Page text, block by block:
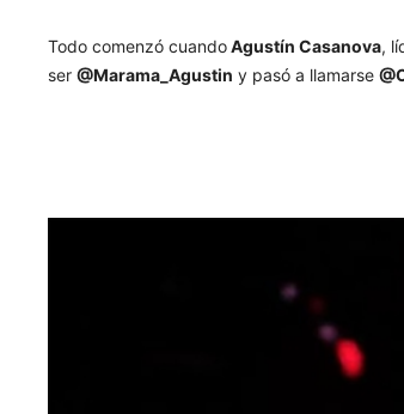
Todo comenzó cuandoAgustín Casanova,
ser@Marama_Agustin y pasó a llamarse